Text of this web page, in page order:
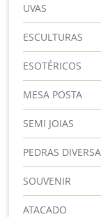
UVAS
ESCULTURAS
ESOTÉRICOS
MESA POSTA
SEMI JOIAS
PEDRAS
SOUVENIR
ATACADO